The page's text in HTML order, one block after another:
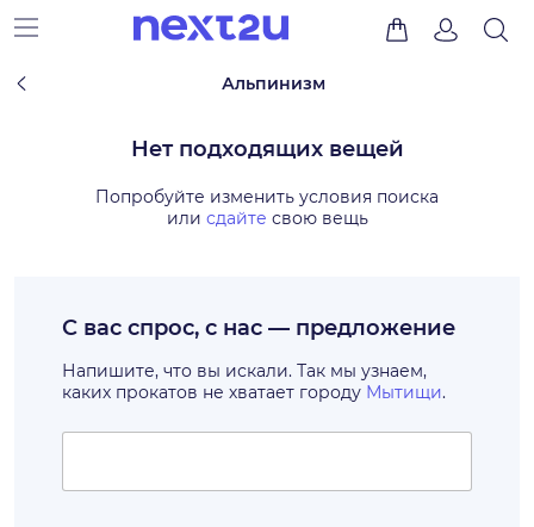
Альпинизм
Нет подходящих вещей
Попробуйте изменить условия поиска
или сдайте свою вещь
С вас спрос, с нас — предложение
Напишите, что вы искали. Так мы узнаем,
каких прокатов не хватает городу Мытищи.